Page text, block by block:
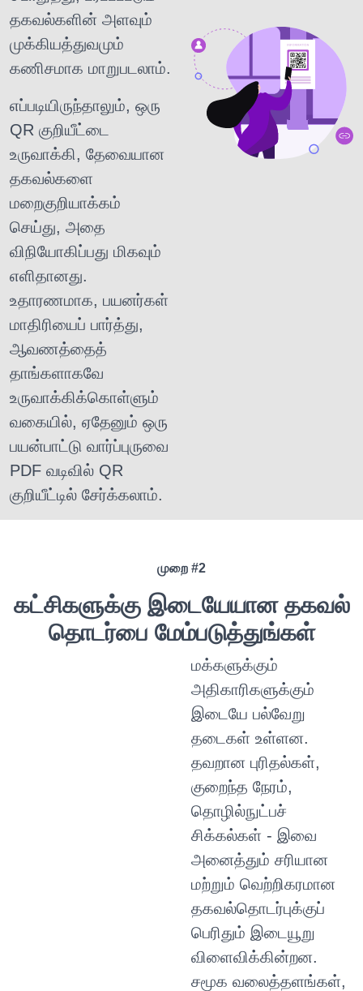
தகவல்களின் அளவும்
முக்கியத்துவமும்
கணிசமாக மாறுபடலாம்.
எப்படியிருந்தாலும், ஒரு
QR குறியீட்டை
உருவாக்கி, தேவையான
தகவல்களை
மறைகுறியாக்கம்
செய்து, அதை
விநியோகிப்பது மிகவும்
எளிதானது.
உதாரணமாக, பயனர்கள்
மாதிரியைப் பார்த்து,
ஆவணத்தைத்
தாங்களாகவே
உருவாக்கிக்கொள்ளும்
வகையில், ஏதேனும் ஒரு
பயன்பாட்டு வார்ப்புருவை
PDF வடிவில் QR
குறியீட்டில் சேர்க்கலாம்.
முறை #2
கட்சிகளுக்கு இடையேயான தகவல்
தொடர்பை மேம்படுத்துங்கள்
மக்களுக்கும்
அதிகாரிகளுக்கும்
இடையே பல்வேறு
தடைகள் உள்ளன.
தவறான புரிதல்கள்,
குறைந்த நேரம்,
தொழில்நுட்பச்
சிக்கல்கள் - இவை
அனைத்தும் சரியான
மற்றும் வெற்றிகரமான
தகவல்தொடர்புக்குப்
பெரிதும் இடையூறு
விளைவிக்கின்றன.
சமூக வலைத்தளங்கள்,